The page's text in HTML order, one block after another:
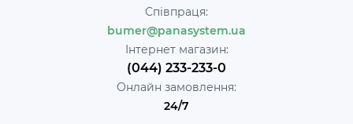
Співпраця:
bumer@panasystem.ua
Інтернет магазин:
(044) 233-233-0
Онлайн замовлення:
24/7